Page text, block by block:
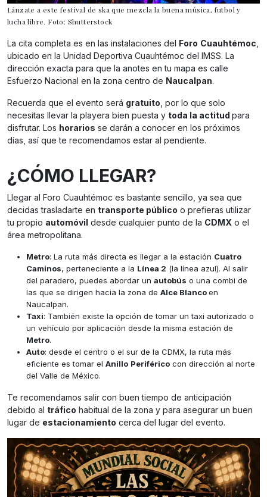
Lánzate a este festival de ska que mezcla la buena música, futbol y
lucha libre. Foto: Shutterstock
La cita completa es en las instalaciones del Foro Cuauhtémoc
ubicado en la Unidad Deportiva Cuauhtémoc del IMSS. La
dirección exacta para que la anotes en tu mapa es calle
Esfuerzo Nacional en la zona centro de Naucalpan.
Recuerda que el evento será gratuito , por lo que solo
necesitas llevar la playera bien puesta y toda la actitud para
disfrutar. Los horarios se darán a conocer en los próximos
días, así que te recomendamos estar al pendiente.
¿CÓMO LLEGAR?
Llegar al Foro Cuauhtémoc es bastante sencillo, ya sea que
decidas trasladarte en transporte público o prefieras utilizar
tu propio automóvil desde cualquier punto de la CDMX o el
área metropolitana.
Metro: La ruta más directa es llegar a la estación Cuatro
Caminos, perteneciente a la Línea 2 (la línea azul). Al salir
del paradero, puedes abordar un autobús o una combi de
las que se dirigen hacia la zona de Alce Blancoen
Naucalpan.
Taxi: También existe la opción de tomar un taxi autorizado o
un vehículo por aplicación desde la misma estación de
Metro.
Auto: desde el centro o el sur de la CDMX, la ruta más
eficiente es tomar el Anillo Periférico con dirección al norte
del Valle de México.
Te recomendamos salir con buen tiempo de anticipación
debido al tráfico habitual de la zona y para asegurar un buen
lugar de estacionamiento cerca del lugar del evento.